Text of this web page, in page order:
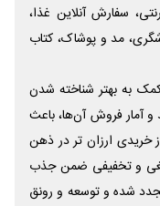
سفارش آنلاین غذا،
مد و پوشاک، کتاب
کمک به بهتر شناخته شدن
و آمار فروش آن‌ها، باعث
ارزان تر در ذهن
و تخفیفی ضمن جذب
شده و توسعه و رونق